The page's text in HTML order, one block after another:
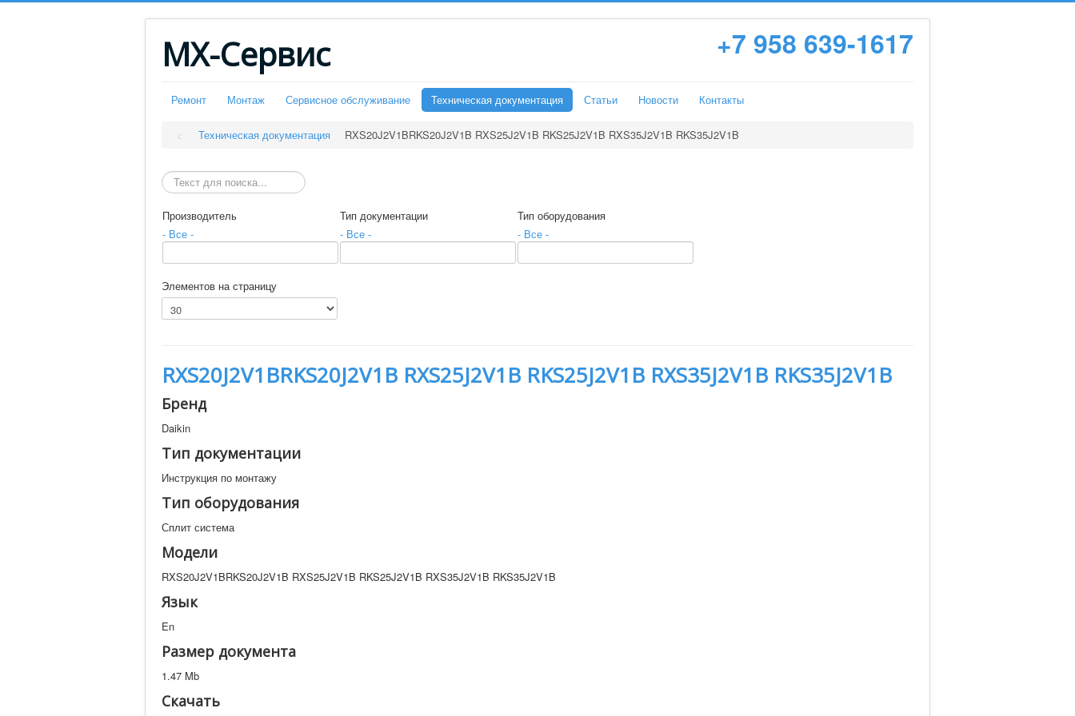
МХ-Сервис +7 958 639-1617
Ремонт Монтаж Сервисное обслуживание Техническая документация Статьи Новости Контакты
Техническая документация
RXS20J2V1BRKS20J2V1B RXS25J2V1B RKS25J2V1B RXS35J2V1B RKS35J2V1B
Производитель
- Все -
Тип документации
- Все -
Тип оборудования
- Все -
Элементов на страницу
RXS20J2V1BRKS20J2V1B RXS25J2V1B RKS25J2V1B RXS35J2V1B RKS35J2V1B
Бренд
Daikin
Тип документации
Инструкция по монтажу
Тип оборудования
Сплит система
Модели
RXS20J2V1BRKS20J2V1B RXS25J2V1B RKS25J2V1B RXS35J2V1B RKS35J2V1B
Язык
En
Размер документа
1.47 Mb
Скачать